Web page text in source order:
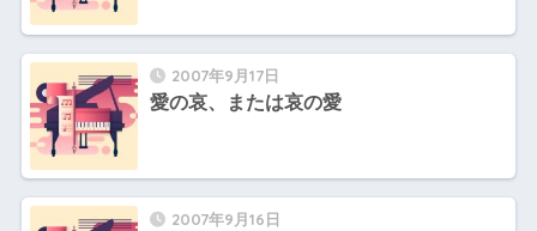
2007年9月17日
愛の哀、または哀の愛
2007年9月16日